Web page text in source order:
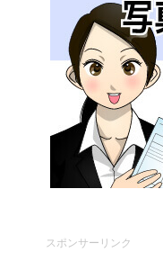
スポンサーリンク